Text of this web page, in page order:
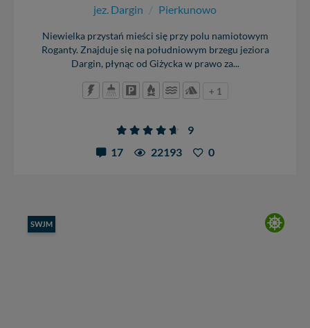
jez. Dargin / Pierkunowo
Niewielka przystań mieści się przy polu namiotowym
Roganty. Znajduje się na południowym brzegu jeziora
Dargin, płynąc od Giżycka w prawo za...
+ 1
9
17
22193 0
SWJM